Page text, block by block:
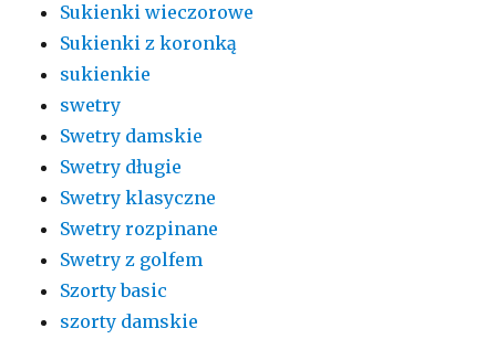
Sukienki wieczorowe
Sukienki z koronką
sukienkie
swetry
Swetry damskie
Swetry długie
Swetry klasyczne
Swetry rozpinane
Swetry z golfem
Szorty basic
szorty damskie